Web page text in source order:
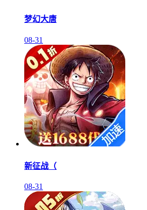
梦幻大唐
08-31
新征战（
08-31